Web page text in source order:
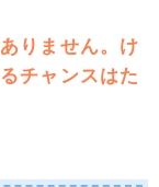
りません。け
チャンスはた